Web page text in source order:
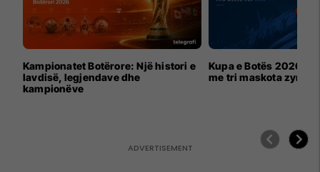
Kampionatet Botërore: Një histori e
lavdisë, legjendave dhe
kampionëve
Kupa e Botës 2026
me tri maskota zyrtare